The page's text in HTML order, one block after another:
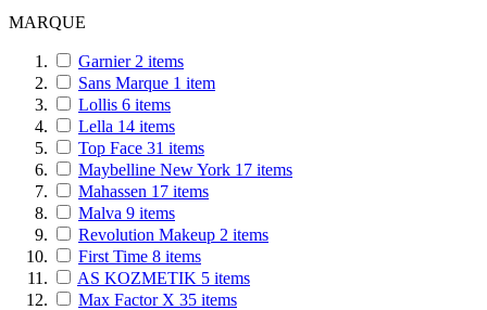
MARQUE
Garnier 2 items
Sans Marque 1 item
Lollis 6 items
Lella 14 items
Top Face 31 items
Maybelline New York 17 items
Mahassen 17 items
Malva 9 items
Revolution Makeup 2 items
First Time 8 items
AS KOZMETIK 5 items
Max Factor X 35 items